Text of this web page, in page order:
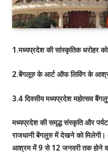
1.मध्यप्रदेश की सांस्‍कृतिक धरोहर को
2.बेंगलूरु के आर्ट ऑफ लिविंग के
3.4 दिवसीय मध्यप्रदेश महोत्सव
मध्यप्रदेश की समृद्ध संस्कृति और
राजधानी बेंगलुरु में देखने को
आश्रम में 9से 12जनवरी तक होने